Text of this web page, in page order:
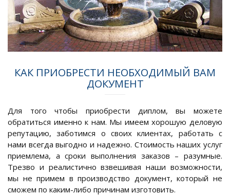
КАК ПРИОБРЕСТИ НЕОБХОДИМЫЙ ВАМ
ДОКУМЕНТ
Для того чтобы приобрести диплом, вы можете
обратиться именно к нам. Мы имеем хорошую деловую
репутацию, заботимся о своих клиентах, работать с
нами всегда выгодно и надежно. Стоимость наших услуг
приемлема, а сроки выполнения заказов – разумные.
Трезво и реалистично взвешивая наши возможности,
мы не примем в производство документ, который не
сможем по каким-либо причинам изготовить.